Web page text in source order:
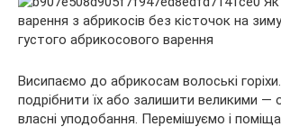
Висипаємо до абрикосам волоські
подрібнити їх або залишити великими —
власні уподобання. Перемішуємо і